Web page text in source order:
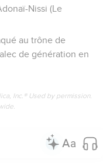
Nissi (Le
au trône de
de génération en
Inc.® Used by permission.